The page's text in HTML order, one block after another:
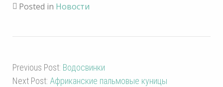
Posted in Новости
Previous Post: Водосвинки
Next Post: Африканские пальмовые куницы